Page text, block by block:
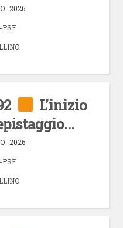
2026
PSF
L’inizio
2026
PSF